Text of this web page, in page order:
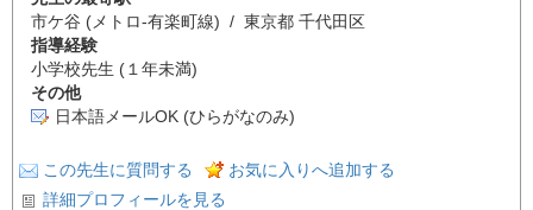
市ケ谷 (メトロ-有楽町線) / 東京都 千代田区
指導経験
小学校先生 (１年未満)
その他
日本語メールOK (ひらがなのみ)
この先生に質問する
お気に入りへ追加する
詳細プロフィールを見る